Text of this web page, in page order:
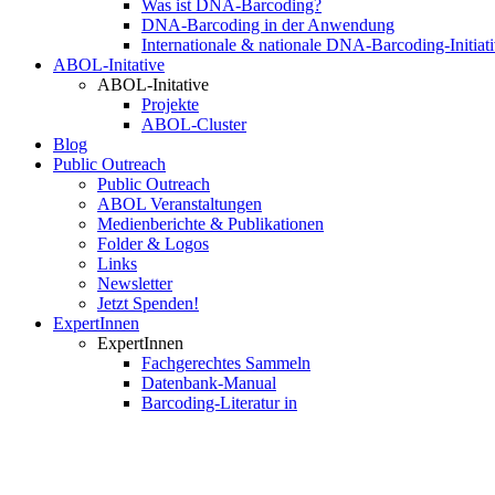
Was ist DNA-Barcoding?
DNA-Barcoding in der Anwendung
Internationale & nationale DNA-Barcoding-
ABOL-Initative
ABOL-Initative
Projekte
ABOL-Cluster
Blog
Public Outreach
Public Outreach
ABOL Veranstaltungen
Medienberichte & Publikationen
Folder & Logos
Links
Newsletter
Jetzt Spenden!
ExpertInnen
ExpertInnen
Fachgerechtes Sammeln
Datenbank-Manual
Barcoding-Literatur in